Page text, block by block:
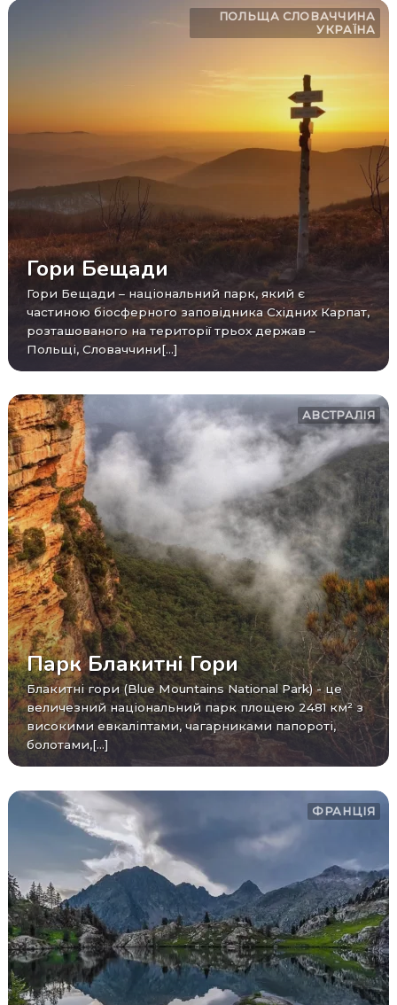
ПОЛЬЩА СЛОВАЧЧИНА
УКРАЇНА
Гори Бещади
Гори Бещади – національний парк, який є
частиною біосферного заповідника Східних Карпат,
розташованого на території трьох держав –
Польщі, Словаччини[...]
АВСТРАЛІЯ
Парк Блакитні Гори
Блакитні гори (Blue Mountains National Park) - це
величезний національний парк площею 2481 км² з
високими евкаліптами, чагарниками папороті,
болотами,[...]
ФРАНЦІЯ